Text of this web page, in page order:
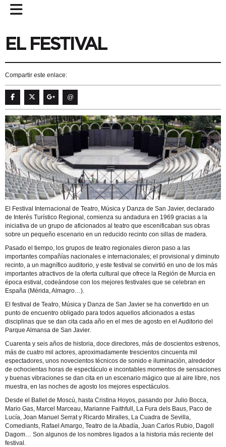
EL FESTIVAL
Compartir este enlace:
@
El Festival Internacional de Teatro, Música y Danza de San Javier, declarado
de Interés Turístico Regional, comienza su andadura en 1969 gracias a la
iniciativa de un grupo de aficionados al teatro que escenificaban sus obras
sobre un pequeño escenario en un reducido recinto con sillas de madera.
Pasado el tiempo, los grupos de teatro regionales dieron paso a las
importantes compañías nacionales e internacionales; el provisional y diminuto
recinto, a un magnífico auditorio, y este festival se convirtió en uno de los más
importantes atractivos de la oferta cultural que ofrece la Región de Murcia en
época estival, codeándose con los mejores festivales que se celebran en
España (Mérida, Almagro…).
El festival de Teatro, Música y Danza de San Javier se ha convertido en un
punto de encuentro obligado para todos aquellos aficionados a estas
disciplinas que se dan cita cada año en el mes de agosto en el Auditorio del
Parque Almansa de San Javier.
Cuarenta y seis años de historia, doce directores, más de doscientos estrenos,
más de cuatro mil actores, aproximadamente trescientos cincuenta mil
espectadores, unos novecientos técnicos de sonido e iluminación, alrededor
de ochocientas horas de espectáculo e incontables momentos de sensaciones
y buenas vibraciones se dan cita en un escenario mágico que al aire libre, nos
muestra, en las noches de agosto los mejores espectáculos.
Desde el Ballet de Moscú, hasta Cristina Hoyos, pasando por Julio Bocca,
Mario Gas, Marcel Marceau, Marianne Faithfull, La Fura dels Baus, Paco de
Lucía, Joan Manuel Serrat y Ricardo Miralles, La Cuadra de Sevilla,
Comediants, Rafael Amargo, Teatro de la Abadía, Juan Carlos Rubio, Dagoll
Dagom… Son algunos de los nombres ligados a la historia más reciente del
festival.